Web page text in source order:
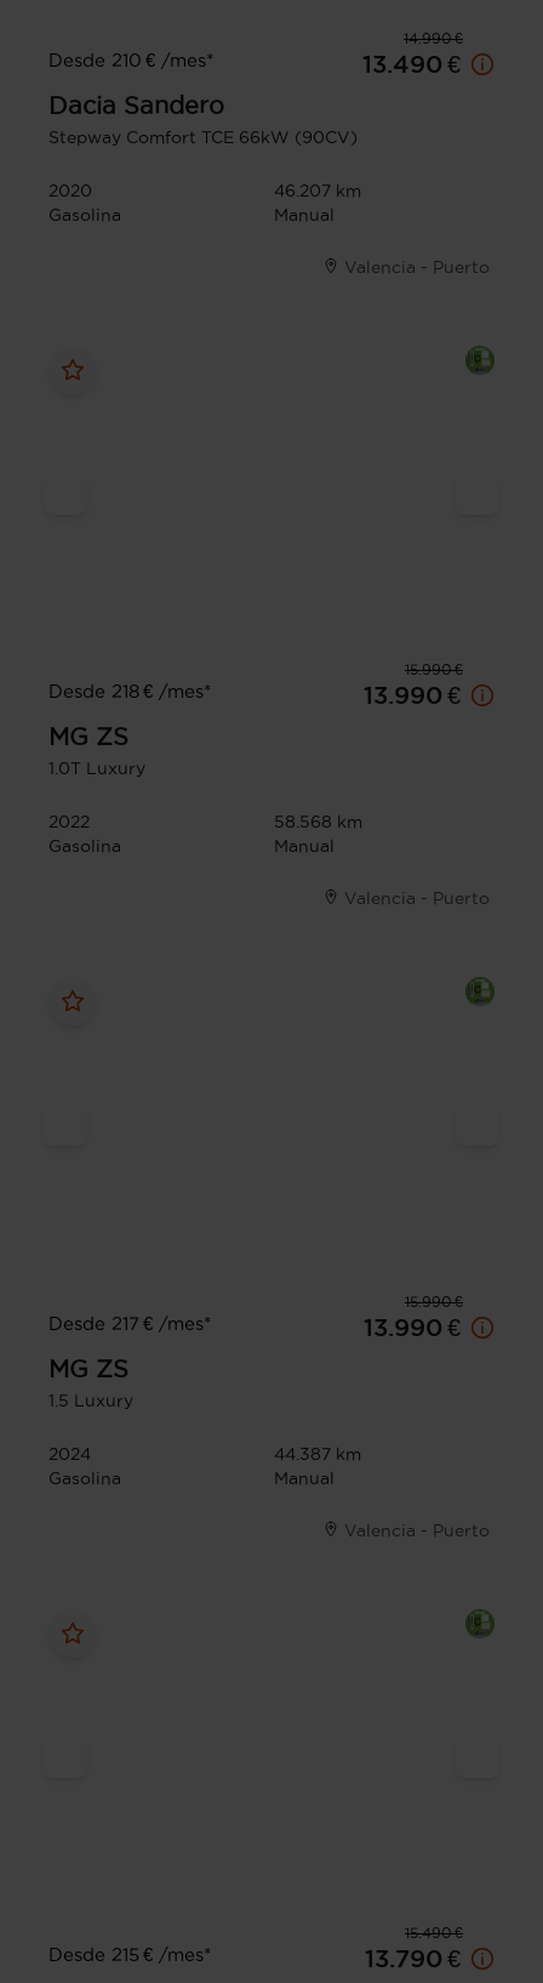
14.990 €
Desde 210 € /mes*
13.490 €
Dacia Sandero
Stepway Comfort TCE 66kW (90CV)
2020
46.207 km
Gasolina
Manual
Valencia - Puerto
15.990 €
Desde 218 € /mes*
13.990 €
MG ZS
1.0T Luxury
2022
58.568 km
Gasolina
Manual
Valencia - Puerto
15.990 €
Desde 217 € /mes*
13.990 €
MG ZS
1.5 Luxury
2024
44.387 km
Gasolina
Manual
Valencia - Puerto
15.490 €
Desde 215 € /mes*
13.790 €